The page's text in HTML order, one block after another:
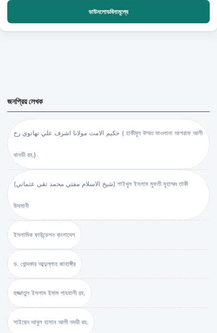
ডাউনলোডবিনামূল্যে
জনপ্রিয় লেখক
حكيم الامت مولانا اشرف علي تهانوي رح ( হাকীমুল উম্মত মাওলানা আশরাফ আলী
থানভী রহ.)
(شيخ الاسلام مفتي محمد تقي عثماني) শাইখুল ইসলাম মুফতী মুহাম্মদ তাকী
উসমানী
ইসলামিক ফাউন্ডেশন বাংলাদেশ
ড. খোন্দকার আব্দুল্লাহ জাহাঙ্গীর
হুজ্জাতুল ইসলাম ইমাম গাযযালী রহ.
সাইয়েদ আবুল হাসান আলী নদভী রহ.